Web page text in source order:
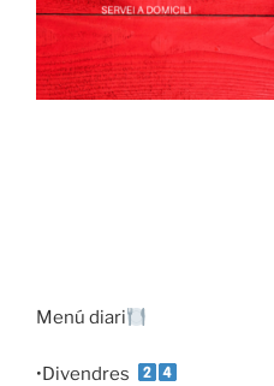
Menú diari
•Divendres